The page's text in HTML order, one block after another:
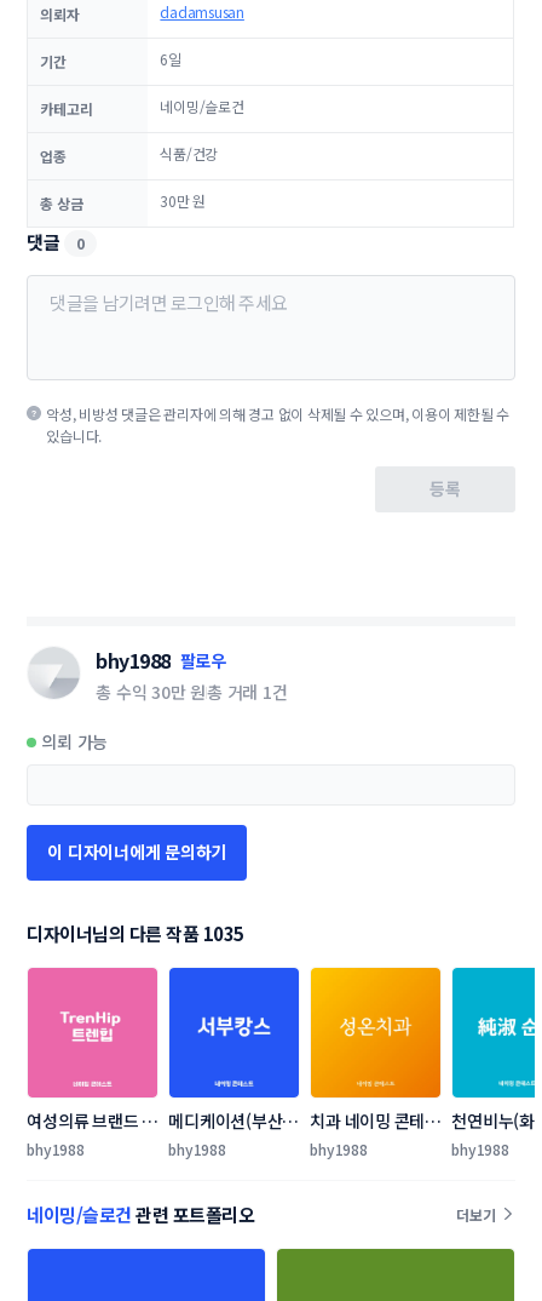
의뢰자 dadamsusan
기간 6일
카테고리 네이밍/슬로건
업종 식품/건강
총 상금 30만 원
댓글 0
악성, 비방성 댓글은 관리자에 의해 경고 없이 삭제될 수 있으며, 이용이 제한될 수
있습니다.
등록
bhy1988 팔로우
총 수익 30만 원총 거래 1건
의뢰 가능
이 디자이너에게 문의하기
디자이너님의 다른 작품 1035
여성의류 브랜드 네
이밍 콘테스트
bhy1988
메디케이션(부산
서구 특화 워케이
bhy1988
치과 네이밍 콘테스
트
bhy1988
천연비누(화
누)  네이밍
bhy1988
네이밍/슬로건관련 포트폴리오 더보기